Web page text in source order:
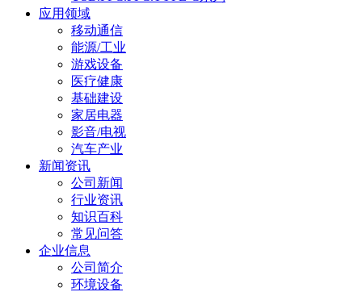
应用领域
移动通信
能源/工业
游戏设备
医疗健康
基础建设
家居电器
影音/电视
汽车产业
新闻资讯
公司新闻
行业资讯
知识百科
常见问答
企业信息
公司简介
环境设备